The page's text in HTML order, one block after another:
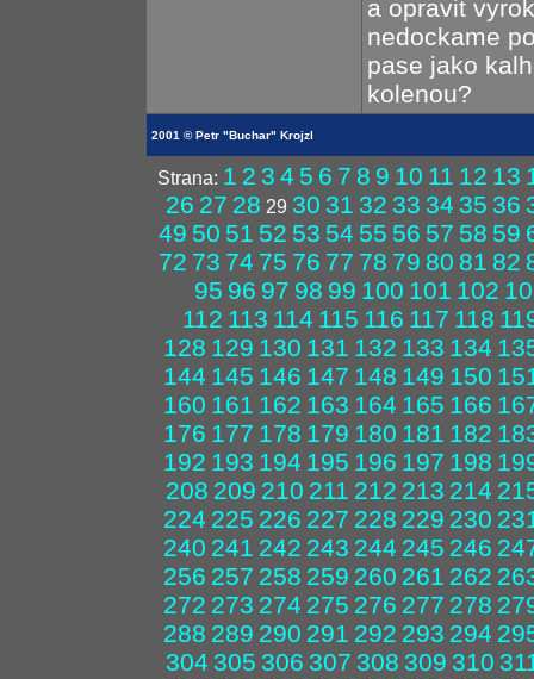
a opravit
nedockame
pase jako
kolenou?
2001 © Petr "Buchar" Krojzl
Strana: 1 2 3 4 5 6 7 8 9 10 11 12 13
26 27 28 29 30 31 32 33 34 35 36
49 50 51 52 53 54 55 56 57 58 59
72 73 74 75 76 77 78 79 80 81 82
95 96 97 98 99 100 101 102
112 113 114 115 116 117 118
128 129 130 131 132 133 134
144 145 146 147 148 149 150
160 161 162 163 164 165 166
176 177 178 179 180 181 182
192 193 194 195 196 197 198
208 209 210 211 212 213 214
224 225 226 227 228 229 230
240 241 242 243 244 245 246
256 257 258 259 260 261 262
272 273 274 275 276 277 278
288 289 290 291 292 293 294
304 305 306 307 308 309 310